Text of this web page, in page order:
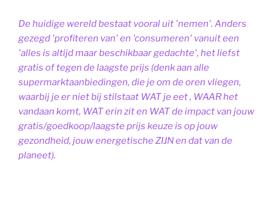
De huidige wereld bestaat vooral uit 'nemen'. Anders
gezegd 'profiteren van' en 'consumeren' vanuit een
'alles is altijd maar beschikbaar gedachte', het liefst
gratis of tegen de laagste prijs (denk aan alle
supermarktaanbiedingen, die je om de oren vliegen,
waarbij je er niet bij stilstaat WAT je eet , WAAR het
vandaan komt, WAT erin zit en WAT de impact van jouw
gratis/goedkoop/laagste prijs keuze is op jouw
gezondheid, jouw energetische ZIJN en dat van de
planeet).